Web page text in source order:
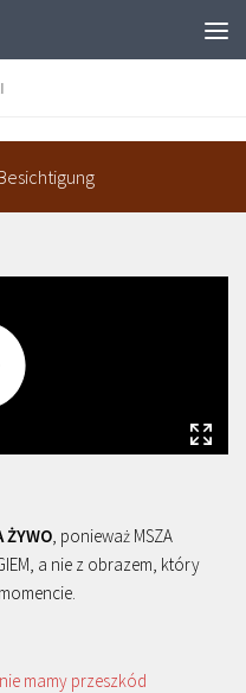
ŻYWO, ponieważ MSZA
a nie z obrazem, który
mamy przeszkód